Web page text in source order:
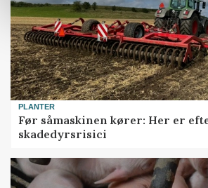
PLANTER
Før såmaskinen kører: Her er
skadedyrsrisici